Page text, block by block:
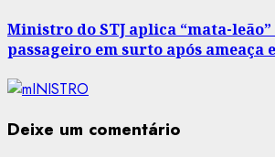
Ministro do STJ aplica “mata-
passageiro em surto após ameaça
Deixe um comentário